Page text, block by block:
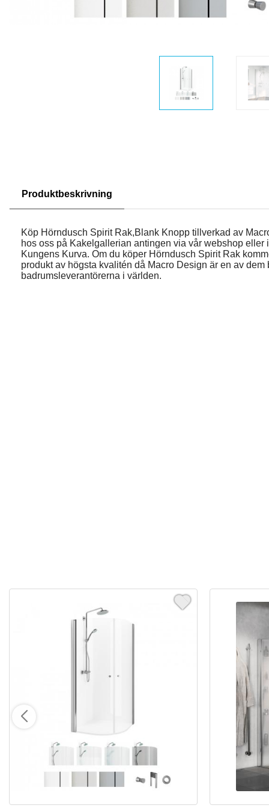
Produktbeskrivning
Köp Hörndusch Spirit Rak,Blank Knopp tillverkad av
hos oss på Kakelgallerian antingen via vår webshop eller
Kungens Kurva. Om du köper Hörndusch Spirit Rak
produkt av högsta kvalitén då Macro Design är en av dem
badrumsleverantörerna i världen.